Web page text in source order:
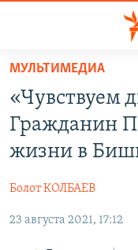
Вернуться
основному
содержанию
Вернутся
главной
Вернутся
КАЗАХСТАН
НОВОСТИ
ВОЙНА В УКРАИНЕ
КЫРГЫЗЧА
МУЛЬТИМЕДИА
«Чувствуем
Гражданин
жизни в
Болот КОЛБАЕВ
23 августа 2021, 17:12